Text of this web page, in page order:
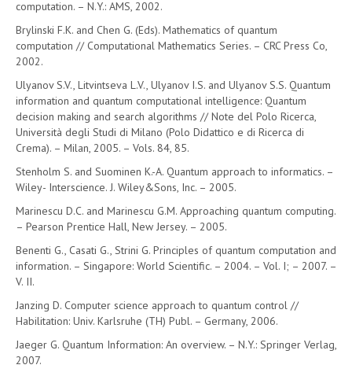
computation. – N.Y.: AMS, 2002.
Brylinski F.K. and Chen G. (Eds). Mathematics of quantum
computation // Computational Mathematics Series. – CRC Press Co,
2002.
Ulyanov S.V., Litvintseva L.V., Ulyanov I.S. and Ulyanov S.S. Quantum
information and quantum computational intelligence: Quantum
decision making and search algorithms // Note del Polo Ricerca,
Università degli Studi di Milano (Polo Didattico e di Ricerca di
Crema). – Milan, 2005. – Vols. 84, 85.
Stenholm S. and Suominen K.-A. Quantum approach to informatics. –
Wiley- Interscience. J. Wiley&Sons, Inc. – 2005.
Marinescu D.C. and Marinescu G.M. Approaching quantum computing.
– Pearson Prentice Hall, New Jersey. – 2005.
Benenti G., Casati G., Strini G. Principles of quantum computation and
information. – Singapore: World Scientific. – 2004. – Vol. I; – 2007. –
V. II.
Janzing D. Computer science approach to quantum control //
Habilitation: Univ. Karlsruhe (TH) Publ. – Germany, 2006.
Jaeger G. Quantum Information: An overview. – N.Y.: Springer Verlag,
2007.